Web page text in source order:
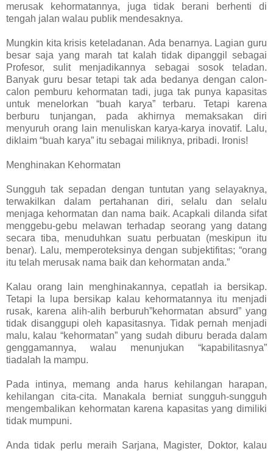
merusak kehormatannya, juga tidak berani berhenti di
tengah jalan walau publik mendesaknya.
Mungkin kita krisis keteladanan. Ada benarnya. Lagian guru
besar saja yang marah tat kalah tidak dipanggil sebagai
Profesor, sulit menjadikannya sebagai sosok teladan.
Banyak guru besar tetapi tak ada bedanya dengan calon-
calon pemburu kehormatan tadi, juga tak punya kapasitas
untuk menelorkan “buah karya” terbaru. Tetapi karena
berburu tunjangan, pada akhirnya memaksakan diri
menyuruh orang lain menuliskan karya-karya inovatif. Lalu,
diklaim “buah karya” itu sebagai miliknya, pribadi. Ironis!
Menghinakan Kehormatan
Sungguh tak sepadan dengan tuntutan yang selayaknya,
terwakilkan dalam pertahanan diri, selalu dan selalu
menjaga kehormatan dan nama baik. Acapkali dilanda sifat
menggebu-gebu melawan terhadap seorang yang datang
secara tiba, menuduhkan suatu perbuatan (meskipun itu
benar). Lalu, memperoteksinya dengan subjektifitas; “orang
itu telah merusak nama baik dan kehormatan anda.”
Kalau orang lain menghinakannya, cepatlah ia bersikap.
Tetapi Ia lupa bersikap kalau kehormatannya itu menjadi
rusak, karena alih-alih berburuh”kehormatan absurd” yang
tidak disanggupi oleh kapasitasnya. Tidak pernah menjadi
malu, kalau “kehormatan” yang sudah diburu berada dalam
genggamannya, walau menunjukan “kapabilitasnya”
tiadalah Ia mampu.
Pada intinya, memang anda harus kehilangan harapan,
kehilangan cita-cita. Manakala berniat sungguh-sungguh
mengembalikan kehormatan karena kapasitas yang dimiliki
tidak mumpuni.
Anda tidak perlu meraih Sarjana, Magister, Doktor, kalau